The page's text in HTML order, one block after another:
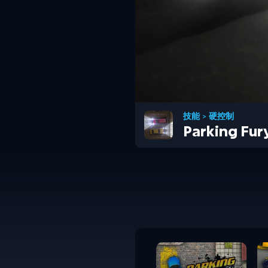
技能> 硬控制
Parking